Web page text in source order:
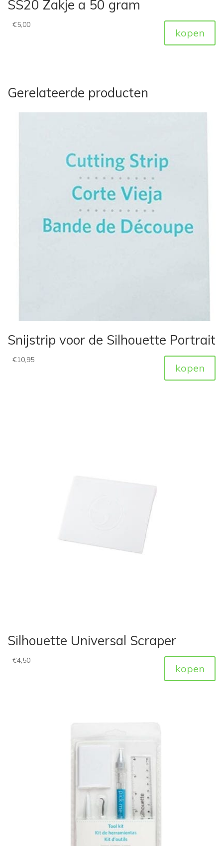
SS20 Zakje a 50 gram
€5,00
kopen
Gerelateerde producten
Snijstrip voor de Silhouette Portrait
€10,95
kopen
Silhouette Universal Scraper
€4,50
kopen